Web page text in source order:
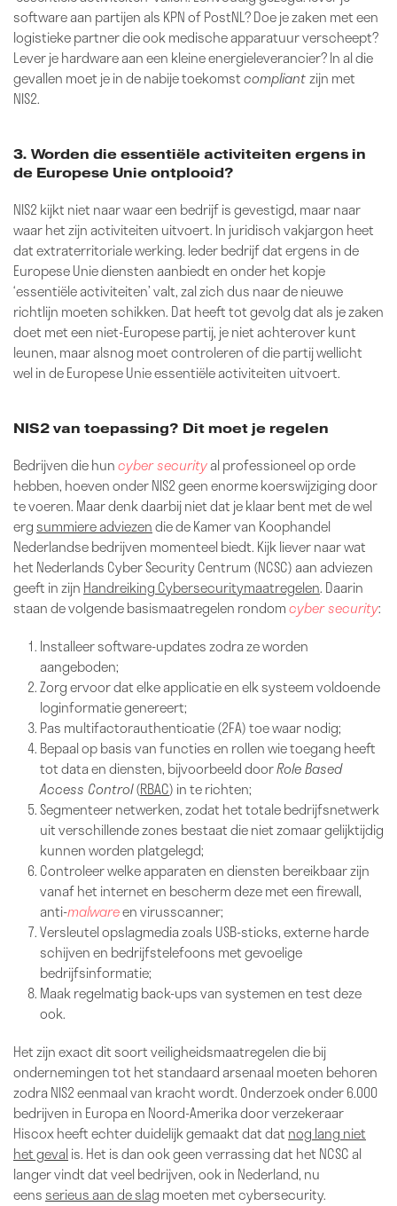
software aan partijen als KPN of PostNL? Doe je zaken met een
logistieke partner die ook medische apparatuur verscheept?
Lever je hardware aan een kleine energieleverancier? In al die
gevallen moet je in de nabije toekomstcompliantzijn met
NIS2.
3. Worden die essentiële activiteiten ergens in
de Europese Unie ontplooid?
NIS2 kijkt niet naar waar een bedrijf is gevestigd, maar naar
waar het zijn activiteiten uitvoert. In juridisch vakjargon heet
dat extraterritoriale werking. Ieder bedrijf dat ergens in de
Europese Unie diensten aanbiedt en onder het kopje
‘essentiële activiteiten’ valt, zal zich dus naar de nieuwe
richtlijn moeten schikken. Dat heeft tot gevolg dat als je zaken
doet met een niet-Europese partij, je niet achterover kunt
leunen, maar alsnog moet controleren of die partij wellicht
wel in de Europese Unie essentiële activiteiten uitvoert.
NIS2 van toepassing? Dit moet je regelen
Bedrijven die huncyber securityal professioneel op orde
hebben, hoeven onder NIS2 geen enorme koerswijziging door
te voeren. Maar denk daarbij niet dat je klaar bent met de wel
erg summiere adviezendie de Kamer van Koophandel
Nederlandse bedrijven momenteel biedt. Kijk liever naar wat
het Nederlands Cyber Security Centrum (NCSC) aan adviezen
geeft in zijn Handreiking Cybersecuritymaatregelen. Daarin
staan de volgende basismaatregelen rondomcyber security:
Installeer software-updates zodra ze worden
aangeboden;
Zorg ervoor dat elke applicatie en elk systeem voldoende
loginformatie genereert;
Pas multifactorauthenticatie (2FA) toe waar nodig;
Bepaal op basis van functies en rollen wie toegang heeft
tot data en diensten, bijvoorbeeld doorRole Based
Access Control(RBAC) in te richten;
Segmenteer netwerken, zodat het totale bedrijfsnetwerk
uit verschillende zones bestaat die niet zomaar gelijktijdig
kunnen worden platgelegd;
Controleer welke apparaten en diensten bereikbaar zijn
vanaf het internet en bescherm deze met een firewall,
anti-malwareen virusscanner;
Versleutel opslagmedia zoals USB-sticks, externe harde
schijven en bedrijfstelefoons met gevoelige
bedrijfsinformatie;
Maak regelmatig back-ups van systemen en test deze
ook.
Het zijn exact dit soort veiligheidsmaatregelen die bij
ondernemingen tot het standaard arsenaal moeten behoren
zodra NIS2 eenmaal van kracht wordt. Onderzoek onder 6.000
bedrijven in Europa en Noord-Amerika door verzekeraar
Hiscox heeft echter duidelijk gemaakt dat dat nog lang niet
het gevalis. Het is dan ook geen verrassing dat het NCSC al
langer vindt dat veel bedrijven, ook in Nederland, nu
eens serieus aan de slag moeten met cybersecurity.